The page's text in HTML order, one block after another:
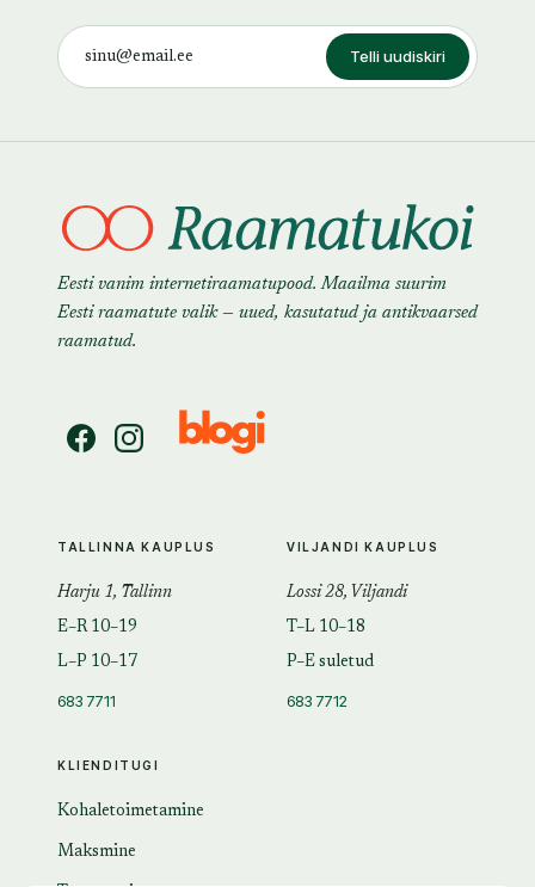
Telli uudiskiri
Eesti vanim internetiraamatupood. Maailma suurim
Eesti raamatute valik — uued, kasutatud ja antikvaarsed
raamatud.
KLIENDITUGI
Kohaletoimetamine
Maksmine
TALLINNA KAUPLUS
Harju 1, Tallinn
E–R 10–19
L–P 10–17
683 7711
VILJANDI KAUPLUS
Lossi 28, Viljandi
T–L 10–18
P–E suletud
683 7712